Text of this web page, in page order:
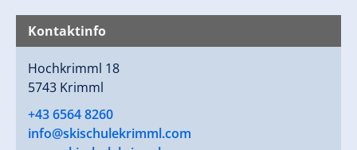
Kontaktinfo
Hochkrimml 18
5743 Krimml
+43 6564 8260
info@skischulekrimml.com